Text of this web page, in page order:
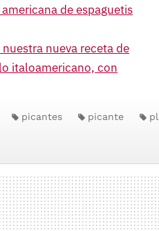
de espaguetis
nuestra nueva receta de
italoamericano, con
picantes picante